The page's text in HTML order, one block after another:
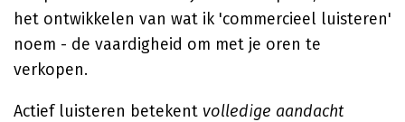
het ontwikkelen van wat ik 'commercieel luisteren'
noem - de vaardigheid om met je oren te
verkopen.
Actief luisteren betekent volledige aandacht